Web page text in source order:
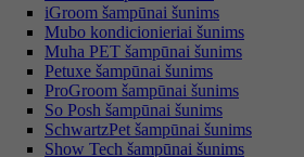
iGroom šampūnai šunims
Mubo kondicionieriai šunims
Muha PET šampūnai šunims
Petuxe šampūnai šunims
ProGroom šampūnai šunims
So Posh šampūnai šunims
SchwartzPet šampūnai šunims
Show Tech šampūnai šunims